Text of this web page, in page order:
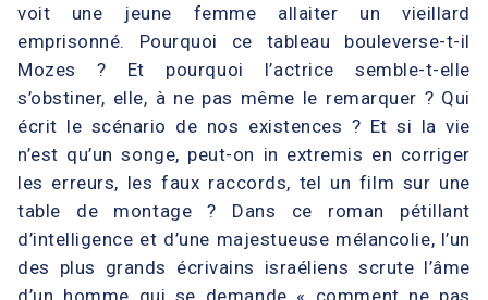
voit une jeune femme allaiter un vieillard
emprisonné. Pourquoi ce tableau bouleverse-t-il
Mozes ? Et pourquoi l’actrice semble-t-elle
s’obstiner, elle, à ne pas même le remarquer ? Qui
écrit le scénario de nos existences ? Et si la vie
n’est qu’un songe, peut-on in extremis en corriger
les erreurs, les faux raccords, tel un film sur une
table de montage ? Dans ce roman pétillant
d’intelligence et d’une majestueuse mélancolie, l’un
des plus grands écrivains israéliens scrute l’âme
d’un homme qui se demande « comment ne pas